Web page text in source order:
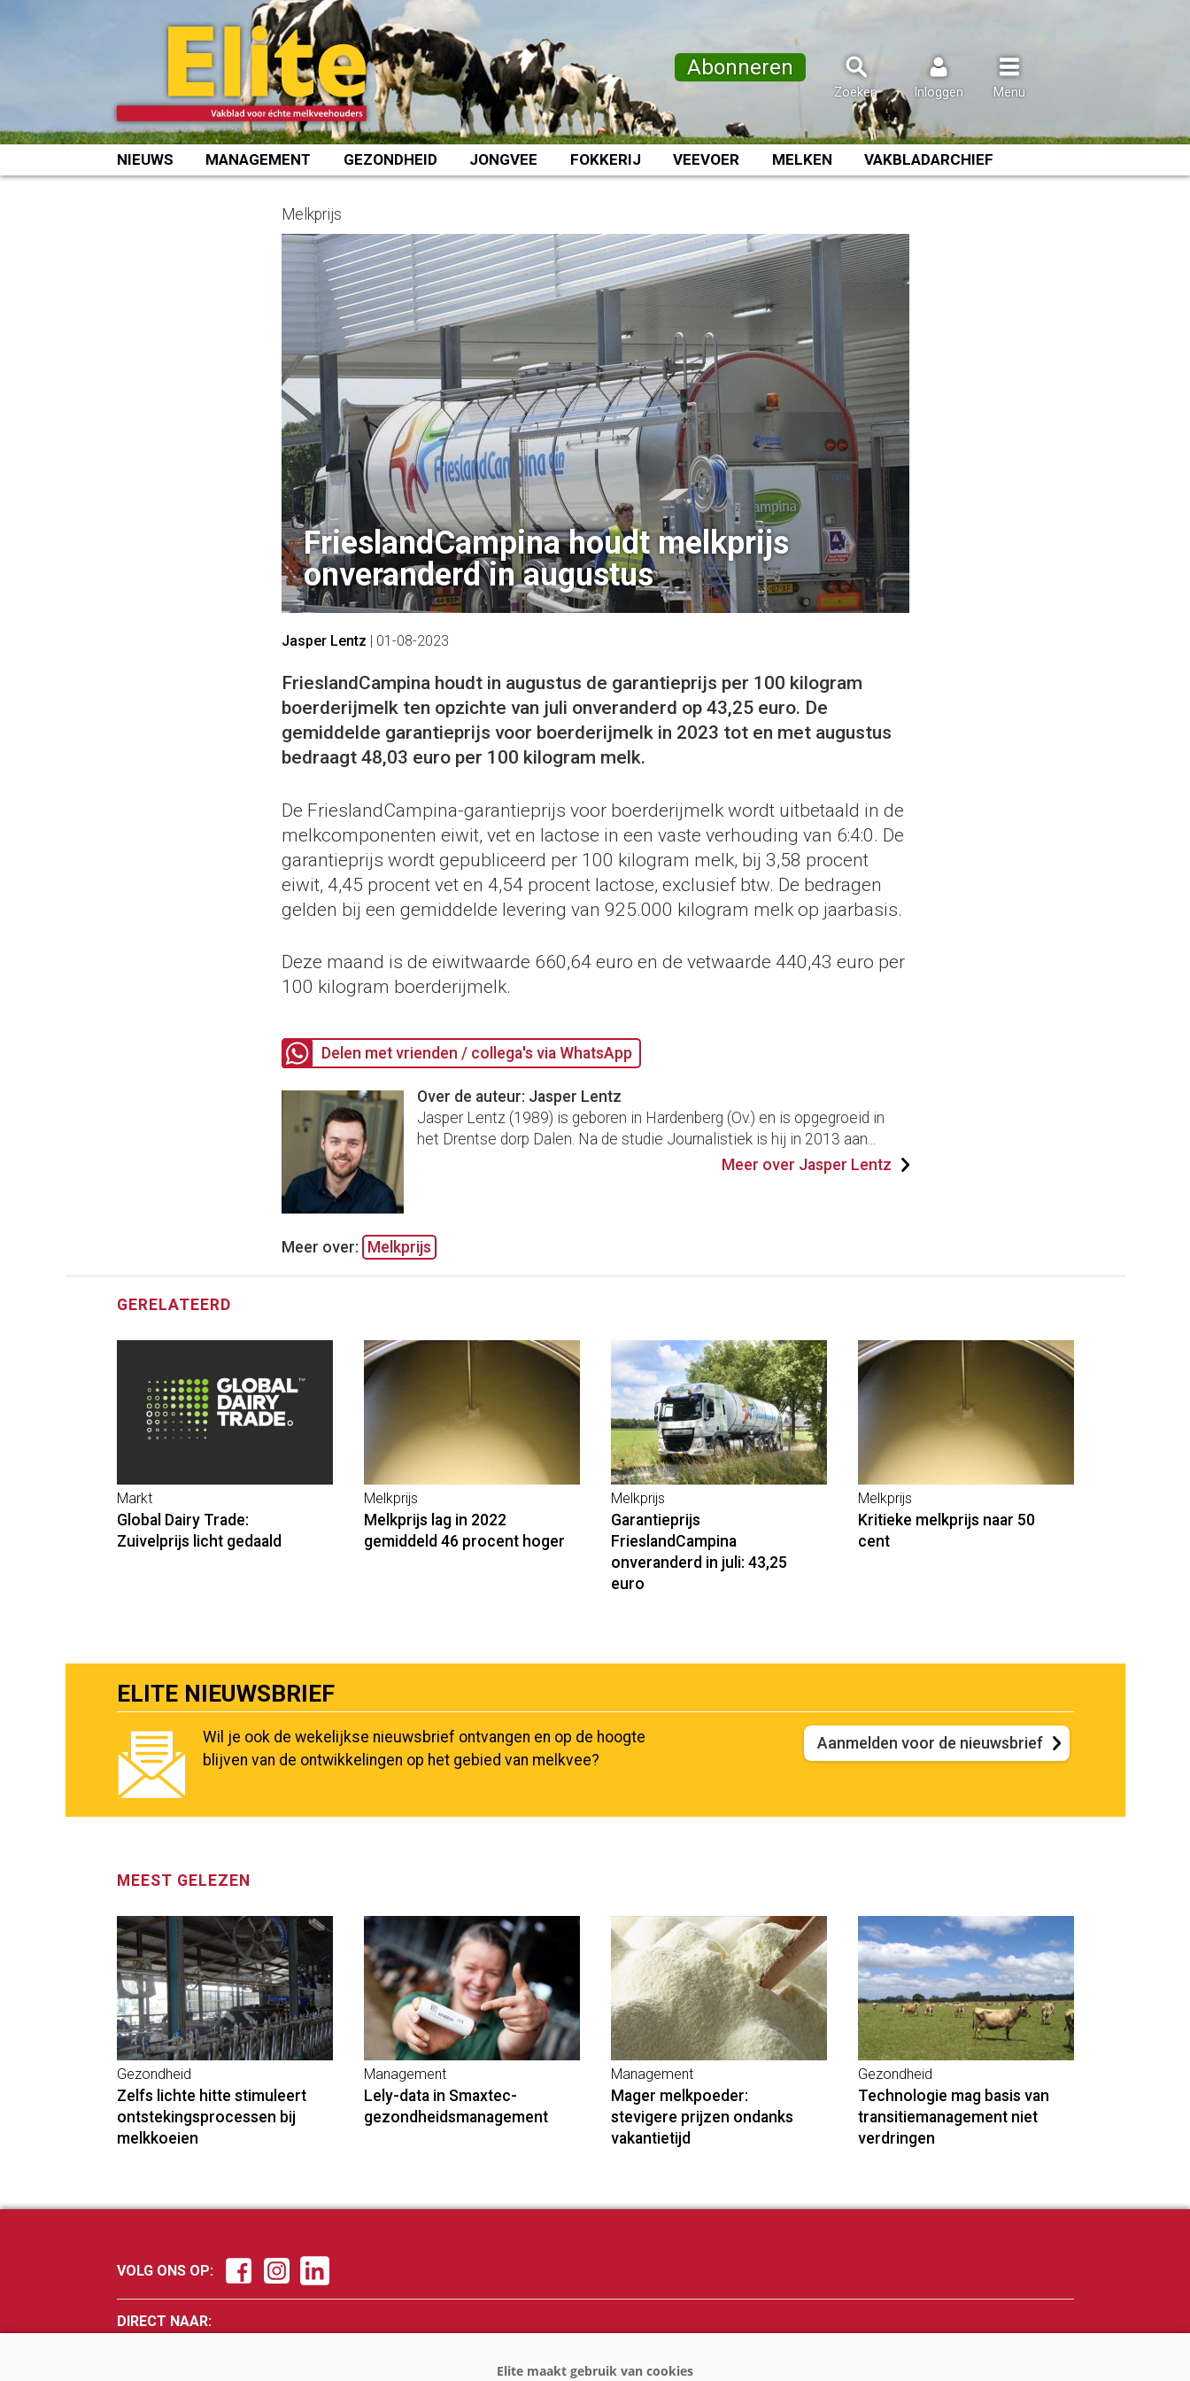
Abonneren
Zoeken Inloggen Menu
NIEUWS MANAGEMENT GEZONDHEID JONGVEE FOKKERIJ VEEVOER MELKEN VAKBLADARCHIEF
Melkprijs
FrieslandCampina houdt melkprijs
onveranderd in augustus
Jasper Lentz | 01-08-2023
FrieslandCampina houdt in augustus de garantieprijs per 100 kilogram
boerderijmelk ten opzichte van juli onveranderd op 43,25 euro. De
gemiddelde garantieprijs voor boerderijmelk in 2023 tot en met augustus
bedraagt 48,03 euro per 100 kilogram melk.
De FrieslandCampina-garantieprijs voor boerderijmelk wordt uitbetaald in de
melkcomponenten eiwit, vet en lactose in een vaste verhouding van 6:4:0. De
garantieprijs wordt gepubliceerd per 100 kilogram melk, bij 3,58 procent
eiwit, 4,45 procent vet en 4,54 procent lactose, exclusief btw. De bedragen
gelden bij een gemiddelde levering van 925.000 kilogram melk op jaarbasis.
Deze maand is de eiwitwaarde 660,64 euro en de vetwaarde 440,43 euro per
100 kilogram boerderijmelk.
Delen met vrienden / collega's via WhatsApp
Over de auteur: Jasper Lentz
Jasper Lentz (1989) is geboren in Hardenberg (Ov.) en is opgegroeid in
het Drentse dorp Dalen. Na de studie Journalistiek is hij in 2013 aan...
Meer over Jasper Lentz
Meer over: Melkprijs
GERELATEERD
Markt
Global Dairy Trade:
Zuivelprijs licht gedaald
Melkprijs
Melkprijs lag in 2022
gemiddeld 46 procent hoger
Melkprijs
Garantieprijs
FrieslandCampina
onveranderd in juli: 43,25
euro
Melkprijs
Kritieke melkprijs naar 50
cent
ELITE NIEUWSBRIEF
Wil je ook de wekelijkse nieuwsbrief ontvangen en op de hoogte
blijven van de ontwikkelingen op het gebied van melkvee?
Aanmelden voor de nieuwsbrief
MEEST GELEZEN
Gezondheid
Zelfs lichte hitte stimuleert
ontstekingsprocessen bij
melkkoeien
Management
Lely-data in Smaxtec-
gezondheidsmanagement
Management
Mager melkpoeder:
stevigere prijzen ondanks
vakantietijd
Gezondheid
Technologie mag basis van
transitiemanagement niet
verdringen
VOLG ONS OP:
DIRECT NAAR: